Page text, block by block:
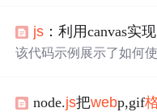
支持 Web P 的浏览器中
js ：利用canvas实现
该代码示例展示了如何
用canvas进行绘制和转换
node.js把webp,gif